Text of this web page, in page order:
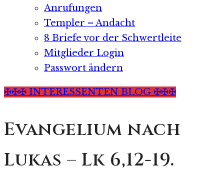
Anrufungen
Templer – Andacht
8 Briefe vor der Schwertleite
Mitglieder Login
Passwort ändern
✠✠✠ INTERESSENTEN BLOG ✠✠✠
Evangelium nach
Lukas – Lk 6,12-19.